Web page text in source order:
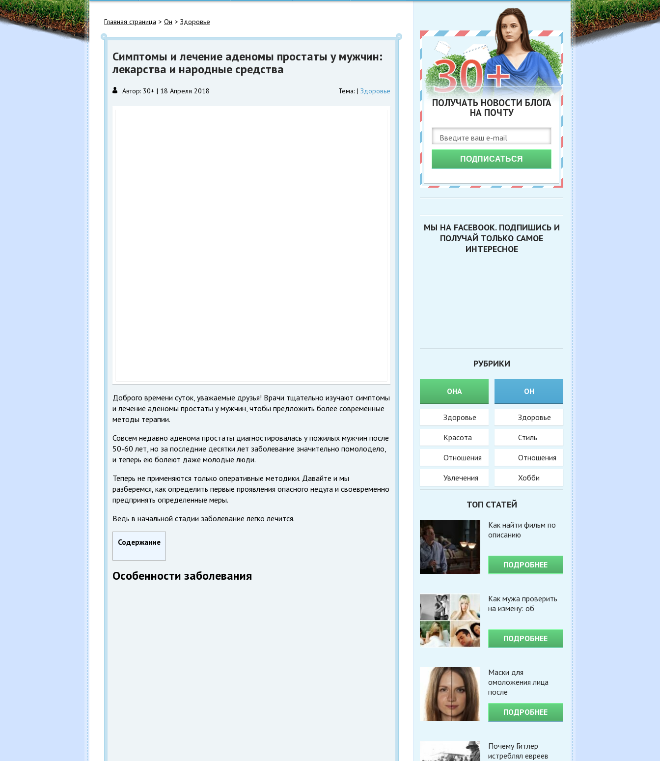
Главная страница Он Здоровье
Симптомы и лечение аденомы простаты у мужчин:
лекарства и народные средства
Автор: 30+ 18 Апреля 2018 Тема: Здоровье
Доброго времени суток, уважаемые друзья! Врачи тщательно изучают симптомы
и лечение аденомы простаты у мужчин, чтобы предложить более современные
методы терапии.
Совсем недавно аденома простаты диагностировалась у пожилых мужчин после
50-60 лет, но за последние десятки лет заболевание значительно помолодело,
и теперь ею болеют даже молодые люди.
Теперь не применяются только оперативные методики. Давайте и мы
разберемся, как определить первые проявления опасного недуга и своевременно
предпринять определенные меры.
Ведь в начальной стадии заболевание легко лечится.
Содержание
Особенности заболевания
ПОЛУЧАТЬ НОВОСТИ БЛОГА
НА ПОЧТУ
ПОДПИСАТЬСЯ
МЫ НА FACEBOOK. ПОДПИШИСЬ И
ПОЛУЧАЙ ТОЛЬКО САМОЕ
ИНТЕРЕСНОЕ
РУБРИКИ
ОНА
Здоровье
Красота
Отношения
Увлечения
ОН
Здоровье
Стиль
Отношения
Хобби
ТОП СТАТЕЙ
Как найти фильм по
описанию
ПОДРОБНЕЕ
Как мужа проверить
на измену: об
ПОДРОБНЕЕ
Маски для
омоложения лица
после
ПОДРОБНЕЕ
Почему Гитлер
истреблял евреев